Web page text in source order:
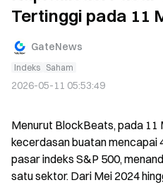
Tertinggi pada 11
GateNews
Indeks Saham
2026-05-11 05:53:49
Menurut BlockBeats, pada 11
kecerdasan buatan mencapai
pasar indeks S&P 500,
satu sektor. Dari Mei 2024